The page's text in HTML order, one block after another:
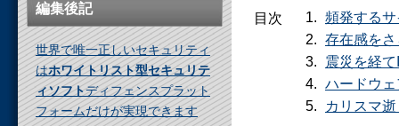
編集後記
世界で唯一正しいセキュリティ
はホワイトリスト型セキュリテ
ィソフトディフェンスプラット
フォームだけが実現できます
目次
頻発する
存在感を
震災を経
ハードウ
カリスマ